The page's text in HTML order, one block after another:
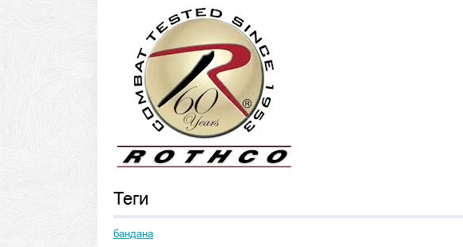
Теги
бандана